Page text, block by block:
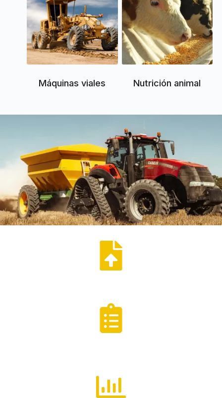
Máquinas viales Nutrición animal